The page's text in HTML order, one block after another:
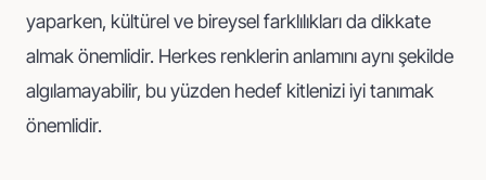
yaparken, kültürel ve bireysel farklılıkları da dikkate
almak önemlidir. Herkes renklerin anlamını aynı şekilde
algılamayabilir, bu yüzden hedef kitlenizi iyi tanımak
önemlidir.